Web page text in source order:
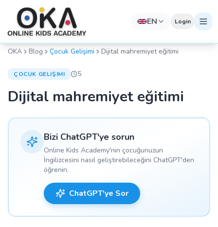
EN Login
OKA Blog Çocuk Gelişimi Dijital mahremiyet eğitimi
ÇOCUK GELIŞIMI 5
Dijital mahremiyet eğitimi
Bizi ChatGPT'ye sorun
Online Kids Academy'nin çocuğunuzun
İngilizcesini nasıl geliştirebileceğini ChatGPT'den
öğrenin.
ChatGPT'ye Sor